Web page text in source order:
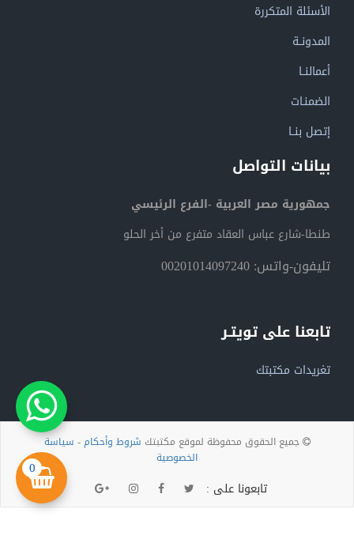
0
الأسئلة المتكررة
المدونــة
أعمالنــا
الضمنـات
إتصل بنــا
بيانات التواصل
جمهورية مصر العربية -الفرع الرئيسي
طنطا-شارع عباس العقاد متفرع من أخر الحلو
تليفون-واتس: 00201014097240
تابعنا على تويتـر
تغريدات مكتبتك
جميع الحقوق محفوظة لموقع مكتبتك شروط وأحكام- سياسة
الخصوصية
تابعونا على :